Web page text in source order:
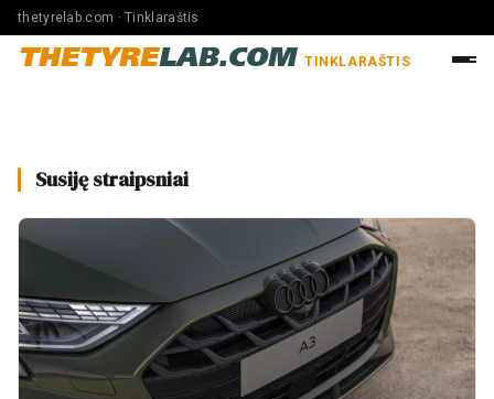
thetyrelab.com · Tinklaraštis
THETYRELAB.COM TINKLARAŠTIS
Susiję straipsniai